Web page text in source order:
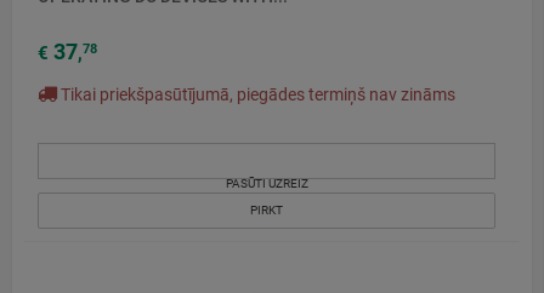
€ 37,78
Tikai priekšpasūtījumā, piegādes termiņš nav zināms
PASŪTI UZREIZ
PIRKT